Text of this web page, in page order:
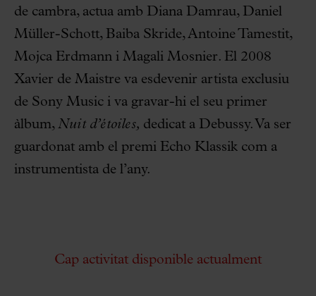
de cambra, actua amb Diana Damrau, Daniel
Müller-Schott, Baiba Skride, Antoine Tamestit,
Mojca Erdmann i Magali Mosnier. El 2008
Xavier de Maistre va esdevenir artista exclusiu
de Sony Music i va gravar-hi el seu primer
àlbum, Nuit d’étoiles, dedicat a Debussy. Va ser
guardonat amb el premi Echo Klassik com a
instrumentista de l’any.
Cap activitat disponible actualment